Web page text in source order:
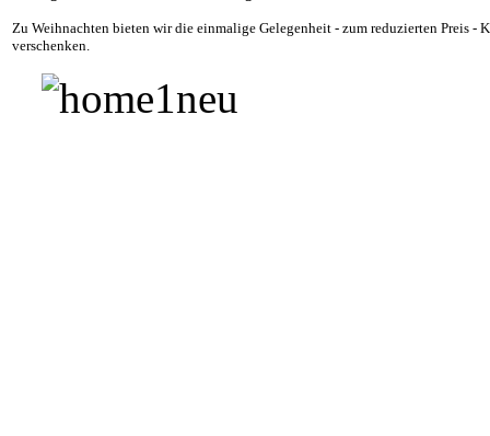
Zu Weihnachten bieten wir die einmalige Gelegenheit - zum reduzierten Preis -
verschenken.
Der Kontakt zu unseren GESCHENKGUTSCHEINEN ist hier.